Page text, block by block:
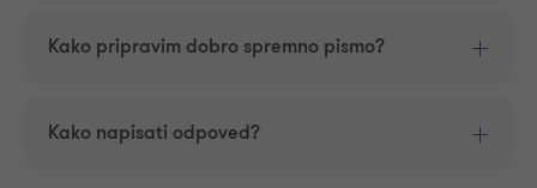
Kako pripravim dobro spremno pismo?
Kako napisati odpoved?